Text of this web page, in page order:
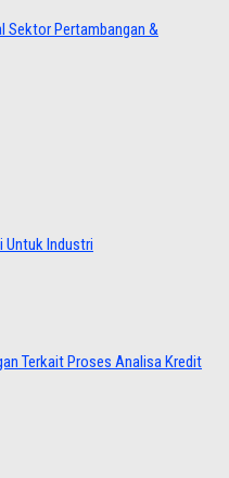
Sektor Pertambangan &
Untuk Industri
Terkait Proses Analisa Kredit